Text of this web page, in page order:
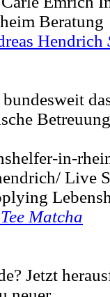
Beratung
Hendrich
in-
Live
Tee Matcha
Jetzt